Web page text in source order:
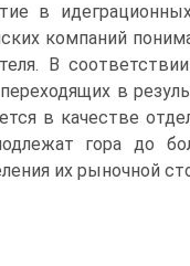
в
компаний
В
в
в качестве
гора до
их рыночной